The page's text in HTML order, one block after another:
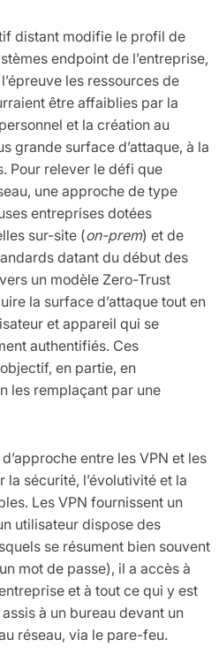
distant modifie le profil de
endpoint de l’entreprise,
les ressources de
être affaiblies par la
et la création au
grande surface d’attaque, à la
Pour relever le défi que
une approche de type
entreprises dotées
sur-site (on-prem) et de
datant du début des
un modèle Zero-Trust
la surface d’attaque tout en
et appareil qui se
authentifiés. Ces
en partie, en
les remplaçant par une
entre les VPN et les
la sécurité, l’évolutivité et la
Les VPN fournissent un
utilisateur dispose des
se résument bien souvent
mot de passe), il a accès à
et à tout ce qui y est
à un bureau devant un
réseau, via le pare-feu.